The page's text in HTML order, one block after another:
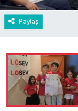
Paylaş